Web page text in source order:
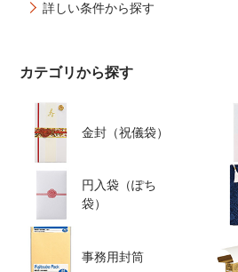
詳しい条件から探す
カテゴリから探す
金封（祝儀袋）
円入袋（ぽち
袋）
事務用封筒